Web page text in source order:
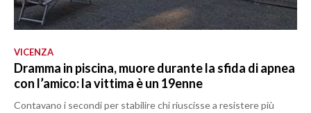
VICENZA
Dramma in piscina, muore durante la sfida di apnea
con l’amico: la vittima è un 19enne
Contavano i secondi per stabilire chi riuscisse a resistere più